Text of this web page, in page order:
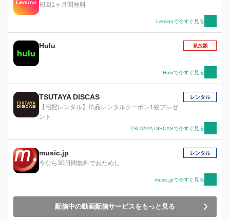
初回1ヶ月間無料
Leminoで今すぐ見る
Hulu 見放題
Huluで今すぐ見る
TSUTAYA DISCAS
【宅配レンタル】単品レンタルクーポン1枚プレゼ
ント
レンタル
TSUTAYA DISCASで今すぐ見る
music.jp
今なら30日間無料でおためし
レンタル
music.jpで今すぐ見る
配信中の動画配信サービスをもっと見る